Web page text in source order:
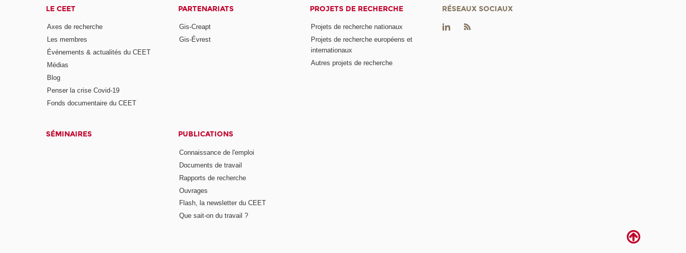
LE CEET
Axes de recherche
Les membres
Événements & actualités du CEET
Médias
Blog
Penser la crise Covid-19
Fonds documentaire du CEET
PARTENARIATS
Gis-Creapt
Gis-Évrest
PROJETS DE RECHERCHE
Projets de recherche nationaux
Projets de recherche européens et
internationaux
Autres projets de recherche
SÉMINAIRES PUBLICATIONS
Connaissance de l'emploi
Documents de travail
Rapports de recherche
Ouvrages
Flash, la newsletter du CEET
Que sait-on du travail ?
RÉSEAUX SOCIAUX